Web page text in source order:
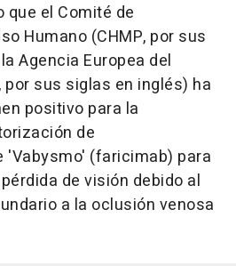
que el Comité de
Humano (CHMP, por sus
Agencia Europea del
por sus siglas en inglés) ha
positivo para la
de
(faricimab) para
de visión debido al
a la oclusión venosa